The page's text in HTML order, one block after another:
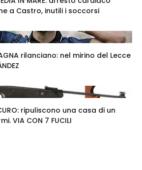
a Castro, inutili i soccorsi
rilanciano: nel mirino del Lecce
ripuliscono una casa di un
VIA CON 7 FUCILI